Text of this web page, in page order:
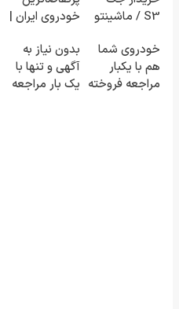
S3 / ماشینتو
بفروش
خودروی ایران |
فرصت رو از
دست نده!
خودروی شما
هم با یکبار
مراجعه فروخته
بدون نیاز به
آگهی و تنها با
یک بار مراجعه